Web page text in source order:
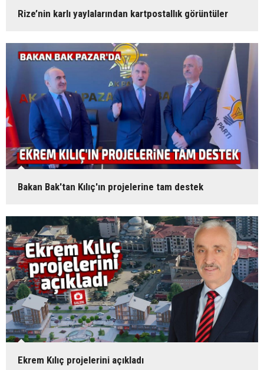
Rize’nin karlı yaylalarından kartpostallık görüntüler
Bakan Bak'tan Kılıç'ın projelerine tam destek
Ekrem Kılıç projelerini açıkladı